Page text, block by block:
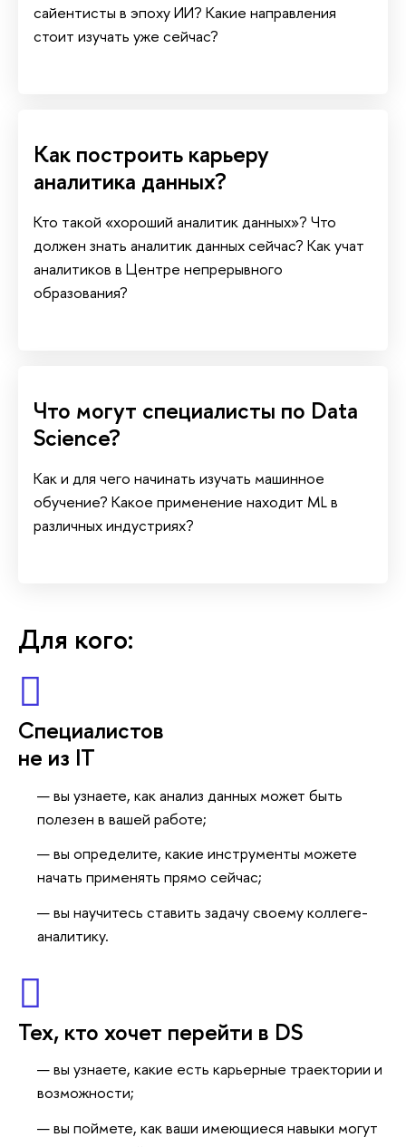
сайентисты в эпоху ИИ? Какие направления
стоит изучать уже сейчас?
Как построить карьеру
аналитика данных?
Кто такой «хороший аналитик данных»? Что
должен знать аналитик данных сейчас? Как учат
аналитиков в Центре непрерывного
образования?
Что могут специалисты по Data
Science?
Как и для чего начинать изучать машинное
обучение? Какое применение находит ML
различных индустриях?
Для кого:
Специалисто
не из IT
ы узнаете, как анализ данных может быть
полезен в вашей работе;
ы определите, какие инструменты можете
начать применять прямо сейчас;
ы научитесь ставить задачу своему коллеге-
аналитику.
Тех, кто хочет перейти в DS
ы узнаете, какие есть карьерные траектории и
озможности;
ы поймете, как ваши имеющиеся навыки могут